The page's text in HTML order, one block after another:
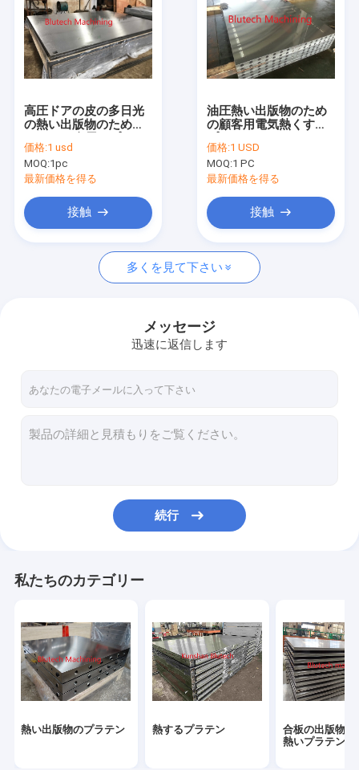
私達について
工場旅行
私達に連絡しなさい
引用を要求しなさい
熱い出版物のプラテン
熱するプラテン
電気熱くするプラテン
HPLの出版物版
溶接されたCNCフレーム
高圧ドアの皮の多日光
の熱い出版物のための
ン
価格:1 usd
MOQ:1pc
最新価格を得る
接触
油圧熱い出版物のため
の顧客用電気熱くする
価格:1 USD
MOQ:1 PC
最新価格を得る
接触
多くを見て下さい
メッセージ
迅速に返信します
続行
私たちのカテゴリー
熱い出版物のプラテン 熱するプラテン
合板の出版物の
熱いプラテン